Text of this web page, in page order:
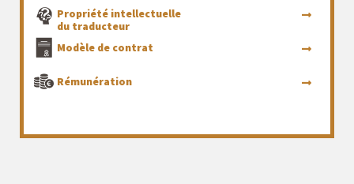
Propriété intellectuelle
du traducteur
Modèle de contrat
Rémunération